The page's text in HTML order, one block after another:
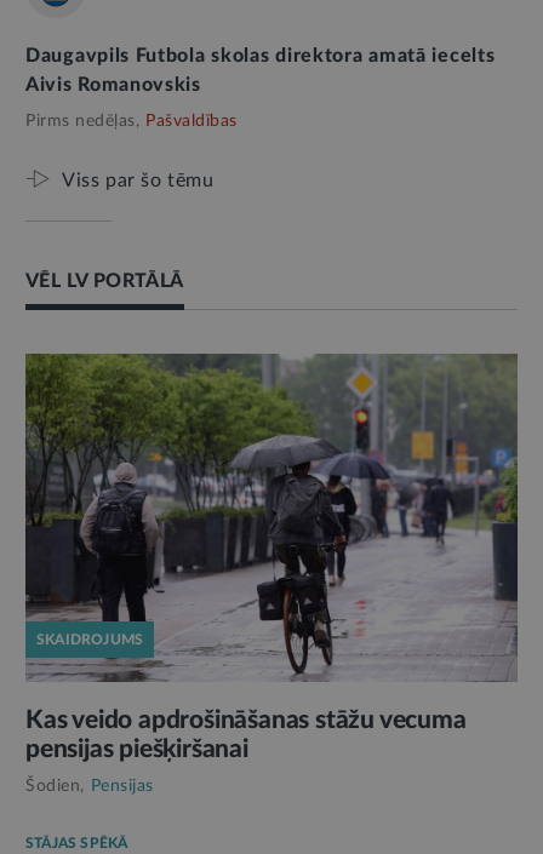
Daugavpils Futbola skolas direktora amatā iecelts
Aivis Romanovskis
Pirms nedēļas, Pašvaldības
Viss par šo tēmu
VĒL LV PORTĀLĀ
SKAIDROJUMS
Kas veido apdrošināšanas stāžu vecuma
pensijas piešķiršanai
Šodien, Pensijas
STĀJAS SPĒKĀ